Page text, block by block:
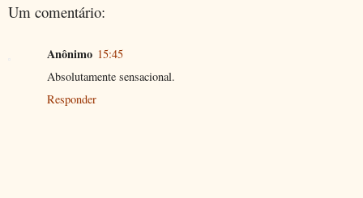
Um comentário:
Anônimo 15:45
Absolutamente sensacional.
Responder